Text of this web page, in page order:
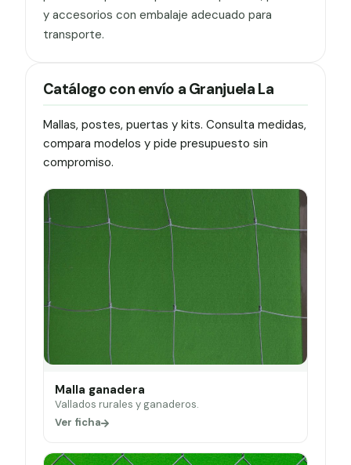
y accesorios con embalaje adecuado para
transporte.
Catálogo con envío a Granjuela La
Mallas, postes, puertas y kits. Consulta medidas,
compara modelos y pide presupuesto sin
compromiso.
Malla ganadera
Vallados rurales y ganaderos.
Ver ficha